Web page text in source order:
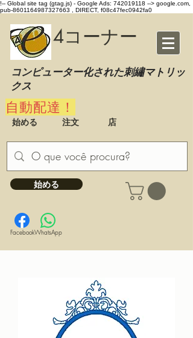
!-- Global site tag (gtag.js) - Google Ads: 742019118 --> google.com,
pub-8601164987327663 , DIRECT, f08c47fec0942fa0
4コーナー
コンピューター化された刺繡マトリッ
クス
自動配達！
始める 注文 店
始める
FacebookWhatsApp